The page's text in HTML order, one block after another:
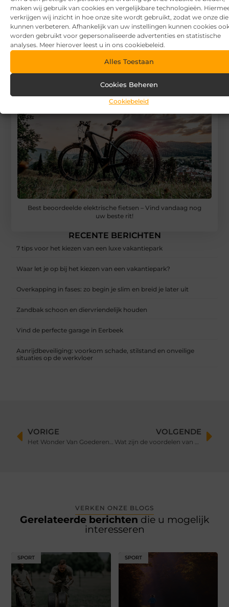
maken wij gebruik van cookies en vergelijkbare technologieën.
verkrijgen wij inzicht in hoe onze site wordt gebruikt, zodat we onze
kunnen verbeteren. Afhankelijk van uw instellingen kunnen cookies
worden gebruikt voor gepersonaliseerde advertenties en statistische
analyses. Meer hierover leest u in ons cookiebeleid.
Alles Toestaan
Cookies Beheren
Cookiebeleid
Best beoordeelde elektrische fietsen – Vind vandaag nog
uw beste rit!
RECENTE BERICHTEN
7 tips voor het kiezen van een luxe vakantiepark
Waar let je op bij het kiezen van een vakantiepark?
Overkapping in fases: zo begin je slim en breid je later uit
Zandbak schoon en diervriendelijk houden
Vind de perfecte garage in Eerbeek
Aanrijdbeveiliging: voorkom schade, stilstand en onveilige
situaties op de werkvloer
Registreer hier
VORIGE
Het Wonder Van Goederenlift: Een Onmisbaar Instrument In De Moderne Industrie
VOLGENDE
Wat zijn de voordelen van het bedienen van uw thermostaat met een virtuele assistent?
VERKEN ONZE BLOGS
Gerelateerde berichten die u mogelijk
interesseren
SPORT SPORT